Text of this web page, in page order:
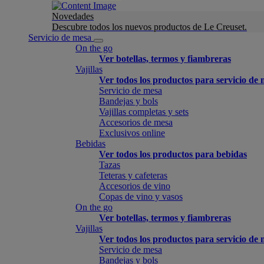
Novedades
Descubre todos los nuevos productos de Le Creuset.
Servicio de mesa
On the go
Ver botellas, termos y fiambreras
Vajillas
Ver todos los productos para servicio de
Servicio de mesa
Bandejas y bols
Vajillas completas y sets
Accesorios de mesa
Exclusivos online
Bebidas
Ver todos los productos para bebidas
Tazas
Teteras y cafeteras
Accesorios de vino
Copas de vino y vasos
On the go
Ver botellas, termos y fiambreras
Vajillas
Ver todos los productos para servicio de
Servicio de mesa
Bandejas y bols